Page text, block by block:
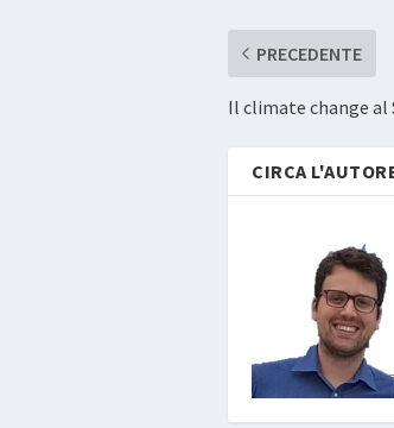
PRECEDENTE
Il climate change al
CIRCA